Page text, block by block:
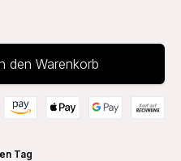
den Warenkorb
Tag